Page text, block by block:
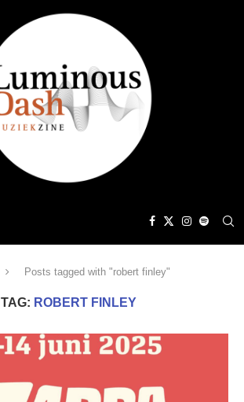
Posts tagged with "robert finley"
TAG: ROBERT FINLEY